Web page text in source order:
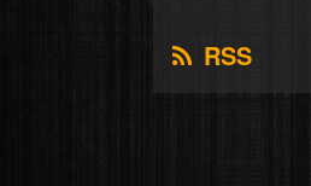
RSS